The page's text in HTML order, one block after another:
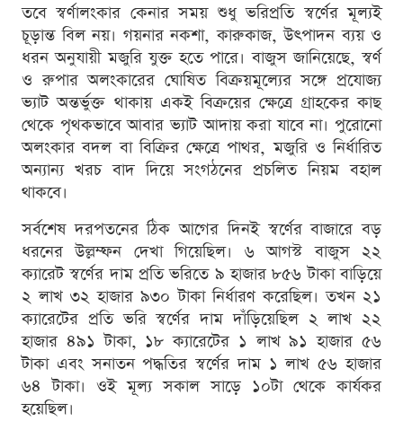
তবে স্বর্ণালংকার কেনার সময় শুধু ভরিপ্রতি স্বর্ণের মূল্যই
চূড়ান্ত বিল নয়। গয়নার নকশা, কারুকাজ, উৎপাদন ব্যয় ও
ধরন অনুযায়ী মজুরি যুক্ত হতে পারে। বাজুস জানিয়েছে, স্বর্ণ
ও রুপার অলংকারের ঘোষিত বিক্রয়মূল্যের সঙ্গে প্রযোজ্য
ভ্যাট অন্তর্ভুক্ত থাকায় একই বিক্রয়ের ক্ষেত্রে গ্রাহকের কাছ
থেকে পৃথকভাবে আবার ভ্যাট আদায় করা যাবে না। পুরোনো
অলংকার বদল বা বিক্রির ক্ষেত্রে পাথর, মজুরি ও নির্ধারিত
অন্যান্য খরচ বাদ দিয়ে সংগঠনের প্রচলিত নিয়ম বহাল
থাকবে।
সর্বশেষ দরপতনের ঠিক আগের দিনই স্বর্ণের বাজারে বড়
ধরনের উল্লম্ফন দেখা গিয়েছিল। ৬ আগস্ট বাজুস ২২
ক্যারেট স্বর্ণের দাম প্রতি ভরিতে ৯ হাজার ৮৫৬ টাকা বাড়িয়ে
২ লাখ ৩২ হাজার ৯৩০ টাকা নির্ধারণ করেছিল। তখন ২১
ক্যারেটের প্রতি ভরি স্বর্ণের দাম দাঁড়িয়েছিল ২ লাখ ২২
হাজার ৪৯১ টাকা, ১৮ ক্যারেটের ১ লাখ ৯১ হাজার ৫৬
টাকা এবং সনাতন পদ্ধতির স্বর্ণের দাম ১ লাখ ৫৬ হাজার
৬৪ টাকা। ওই মূল্য সকাল সাড়ে ১০টা থেকে কার্যকর
হয়েছিল।